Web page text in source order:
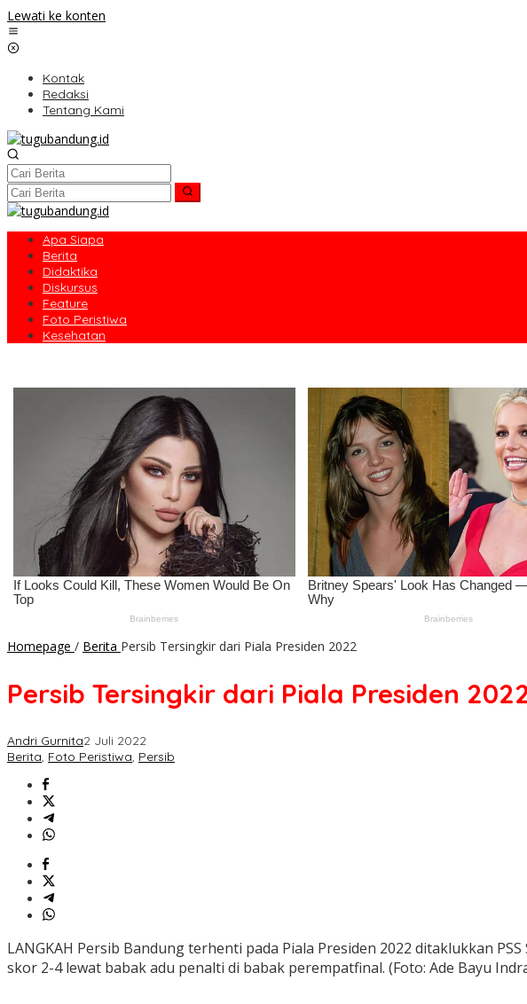
Lewati ke konten
Kontak
Redaksi
Tentang Kami
Apa Siapa
Berita
Didaktika
Diskursus
Feature
Foto Peristiwa
Kesehatan
Homepage / Berita Persib Tersingkir dari Piala Presiden 2022
Persib Tersingkir dari Piala Presiden
Andri Gurnita2 Juli 2022
Berita Foto Peristiwa Persib
LANGKAH Persib Bandung terhenti pada Piala Presiden 2022 ditaklukkan
skor 2-4 lewat babak adu penalti di babak perempatfinal. (Foto: Ade Bayu